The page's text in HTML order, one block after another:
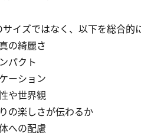
サイズではなく、以下を総合的
麗さ
クト
ョン
界観
しさが伝わるか
配慮